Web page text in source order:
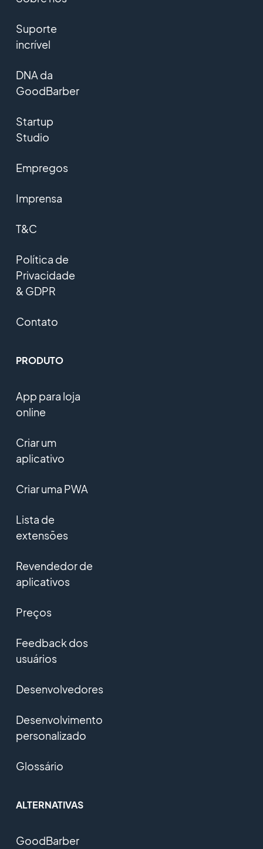
Suporte
incrível
DNA da
GoodBarber
Startup
Studio
Empregos
Imprensa
T&C
Política de
Privacidade
& GDPR
Contato
PRODUTO
App para loja
online
Criar um
aplicativo
Criar uma PWA
Lista de
extensões
Revendedor de
aplicativos
Preços
Feedback dos
usuários
Desenvolvedores
Desenvolvimento
personalizado
Glossário
ALTERNATIVAS
GoodBarber